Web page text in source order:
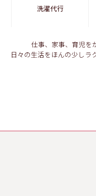
洗濯代行
仕事、家事、育児を
日々の生活をほんの少しラ